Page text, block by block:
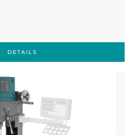
DETAILS